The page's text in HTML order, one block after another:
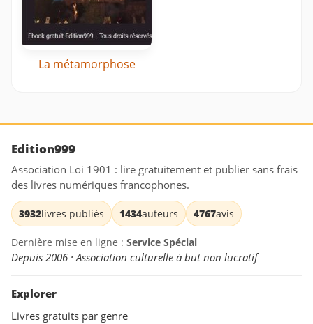
La métamorphose
Edition999
Association Loi 1901 : lire gratuitement et publier sans frais
des livres numériques francophones.
3932livres publiés 1434auteurs 4767avis
Dernière mise en ligne : Service Spécial
Depuis 2006 · Association culturelle à but non lucratif
Explorer
Livres gratuits par genre